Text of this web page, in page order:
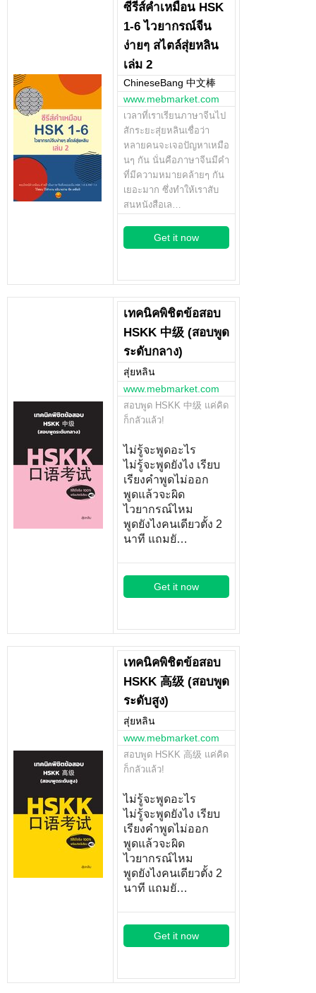
ซีรีส์คำเหมือน HSK
1-6 ไวยากรณ์จีน
ง่ายๆ สไตล์สุ่ยหลิน
เล่ม 2
ChineseBang 中文棒
www.mebmarket.com
เวลาที่เราเรียนภาษาจีนไป
สักระยะสุ่ยหลินเชื่อว่า
หลายคนจะเจอปัญหาเหมือ
นๆ กัน นั่นคือภาษาจีนมีคำ
ที่มีความหมายคล้ายๆ กัน
เยอะมาก ซึ่งทำให้เราสับ
สนหนังสือเล…
Get it now
เทคนิคพิชิตข้อสอบ
HSKK 中级 (สอบพูด
ระดับกลาง)
สุ่ยหลิน
www.mebmarket.com
สอบพูด HSKK 中级 แค่คิด
ก็กลัวแล้ว!
ไม่รู้จะพูดอะไร
ไม่รู้จะพูดยังไง เรียบ
เรียงคำพูดไม่ออก
พูดแล้วจะผิด
ไวยากรณ์ไหม
พูดยังไงคนเดียวตั้ง 2
นาที แถมยั…
Get it now
เทคนิคพิชิตข้อสอบ
HSKK 高级 (สอบพูด
ระดับสูง)
สุ่ยหลิน
www.mebmarket.com
สอบพูด HSKK 高级 แค่คิด
ก็กลัวแล้ว!
ไม่รู้จะพูดอะไร
ไม่รู้จะพูดยังไง เรียบ
เรียงคำพูดไม่ออก
พูดแล้วจะผิด
ไวยากรณ์ไหม
พูดยังไงคนเดียวตั้ง 2
นาที แถมยั…
Get it now